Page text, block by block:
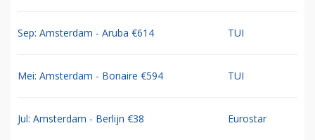
Sep: Amsterdam - Aruba €614 TUI
Mei: Amsterdam - Bonaire €594 TUI
Jul: Amsterdam - Berlijn €38 Eurostar